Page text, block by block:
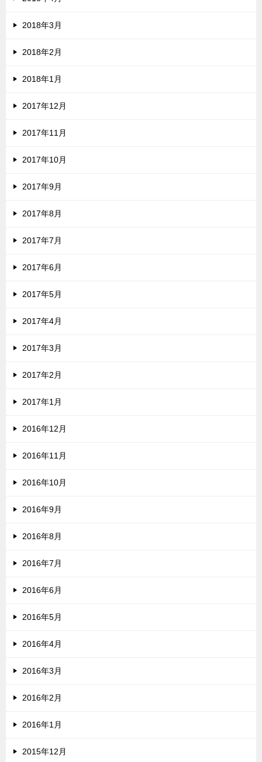
2018年3月
2018年2月
2018年1月
2017年12月
2017年11月
2017年10月
2017年9月
2017年8月
2017年7月
2017年6月
2017年5月
2017年4月
2017年3月
2017年2月
2017年1月
2016年12月
2016年11月
2016年10月
2016年9月
2016年8月
2016年7月
2016年6月
2016年5月
2016年4月
2016年3月
2016年2月
2016年1月
2015年12月